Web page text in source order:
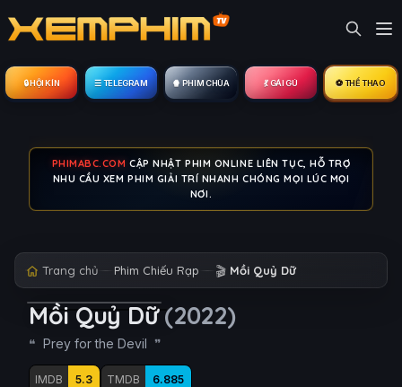
🔒︎ HỘI KÍN ☰ TELEGRAM 🍿 PHIM CHÙA 💃 GÁI GÚ ⚽ THỂ THAO
PHIMABC.COM CẬP NHẬT PHIM ONLINE LIÊN TỤC, HỖ TRỢ
NHU CẦU XEM PHIM GIẢI TRÍ NHANH CHÓNG MỌI LÚC MỌI
NƠI.
Trang chủ Phim Chiếu Rạp 🎬 Mồi Quỷ Dữ
Mồi Quỷ Dữ(2022)
Prey for the Devil
IMDB 5.3 TMDB 6.885